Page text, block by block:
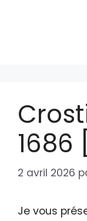
1686
2 avril 2026
Je vous